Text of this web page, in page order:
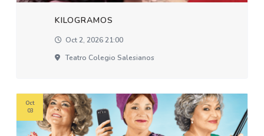
KILOGRAMOS
Oct 2, 2026 21:00
Teatro Colegio Salesianos
Oct
03